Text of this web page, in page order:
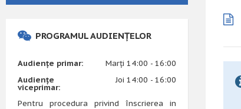
PROGRAMUL AUDIENȚELOR
Audiențe primar:
Marți 14:00 - 16:00
Audiențe
viceprimar:
Joi 14:00 - 16:00
Pentru procedura privind înscrierea in